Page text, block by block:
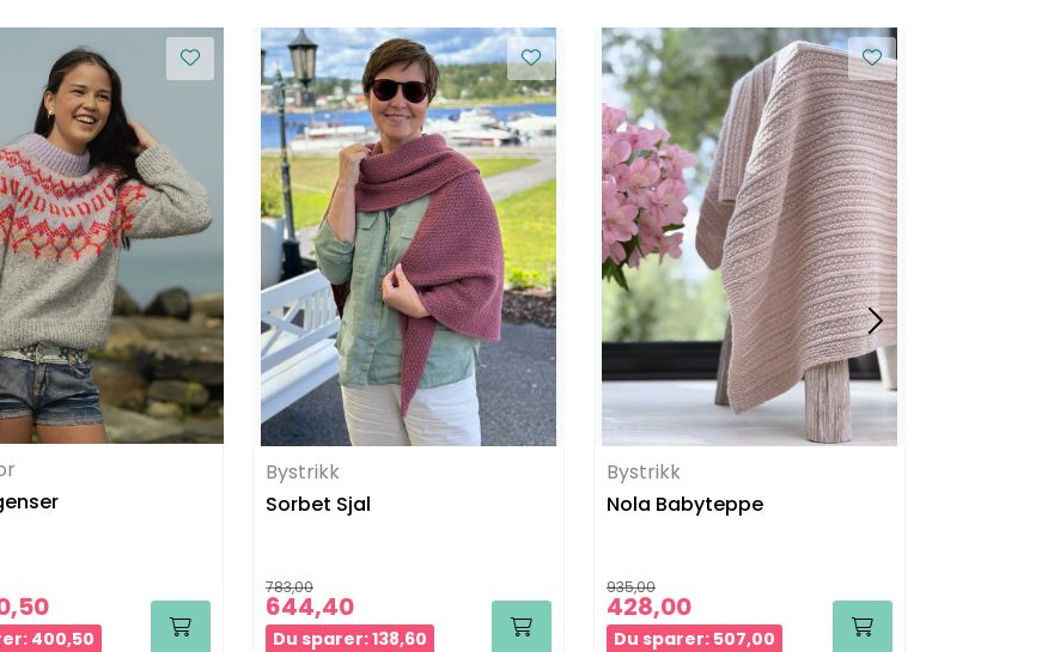
400,50
Bystrikk
Sorbet Sjal
783,00
644,40
Du sparer: 138,60
Bystrikk
Nola Babyteppe
935,00
428,00
Du sparer: 507,00